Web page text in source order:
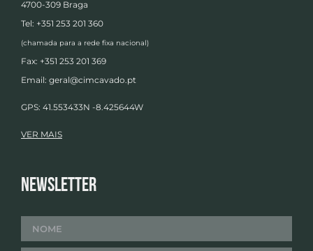
4700-309 Braga
Tel: +351 253 201 360
(chamada para a rede fixa nacional)
Fax: +351 253 201 369
Email: geral@cimcavado.pt
GPS: 41.553433N -8.425644W
VER MAIS
Newsletter